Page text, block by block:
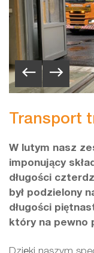
Transport
W lutym nasz
imponujący
długości
był podzielony
długości
który na pewno